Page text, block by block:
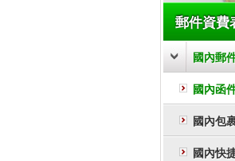
郵件資費
國內郵
國內函
國內包
國內快